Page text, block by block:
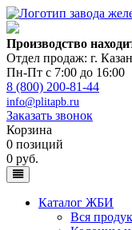
Производство
Отдел продаж: г.
Пн-Пт с 7:00 до 16:00
8 (800) 200-81-44
info@plitapb.ru
Заказать звонок
Корзина
0 позиций
0 руб.
Каталог ЖБИ
Вся